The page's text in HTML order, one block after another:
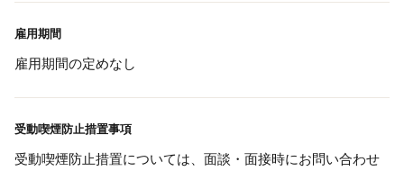
雇用期間
雇用期間の定めなし
受動喫煙防止措置事項
受動喫煙防止措置については、面談・面接時にお問い合わせ